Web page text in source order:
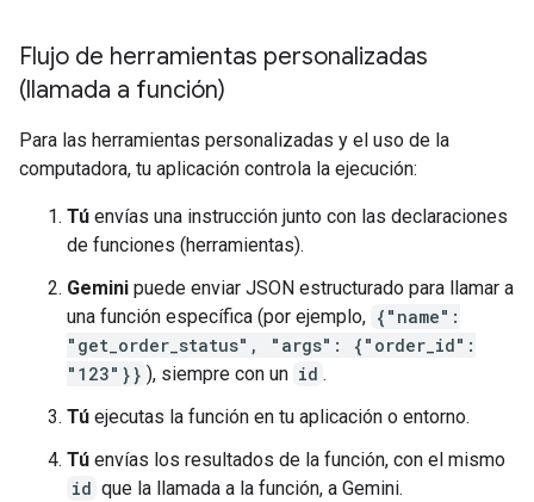
Flujo de herramientas personalizadas
(llamada a función)
Para las herramientas personalizadas y el uso de la
computadora, tu aplicación controla la ejecución:
Tú envías una instrucción junto con las declaraciones
de funciones (herramientas).
Gemini puede enviar JSON estructurado para llamar a
una función específica (por ejemplo, {"name":
"get_order_status", "args": {"order_id":
"123"}} ), siempre con un id .
Tú ejecutas la función en tu aplicación o entorno.
Tú envías los resultados de la función, con el mismo
id que la llamada a la función, a Gemini.